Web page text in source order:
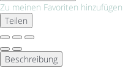
Zu meinen Favoriten hinzufügen
Teilen
Beschreibung